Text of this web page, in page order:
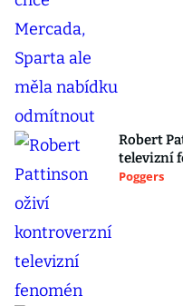
Robert
televizní
Poggers